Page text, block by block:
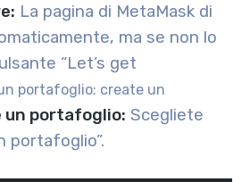
La pagina di MetaMask di
ma se non lo
“Let’s get
portafoglio: create un
un portafoglio: Scegliete
portafoglio”.